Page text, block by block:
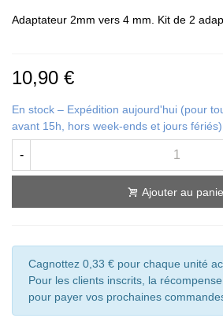
Adaptateur 2mm vers 4 mm. Kit de 2
10,90 €
En stock – Expédition aujourd'hui (pour
avant 15h, hors week-ends et jours fériés)
-
Ajouter au
Cagnottez 0,33 € pour chaque unité
Pour les clients inscrits, la
pour payer vos prochaines